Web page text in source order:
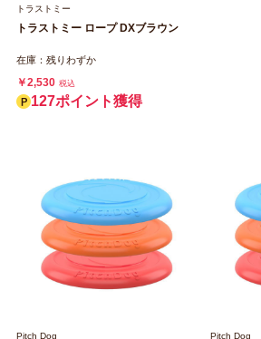
トラストミー
トラストミー ロープ DXブラウン
在庫：残りわずか
￥2,530 税込
127ポイント獲得
Pitch Dog Pitch Dog